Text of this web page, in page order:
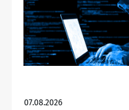
07.08.2026